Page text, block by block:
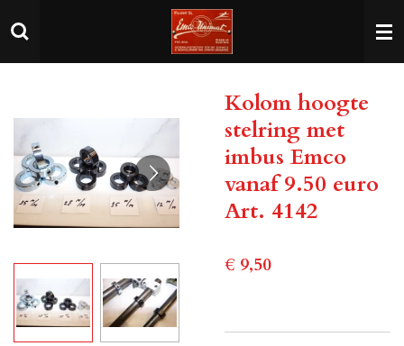
direct
Kolom hoogte
stelring met
imbus Emco
vanaf 9.50 euro
Art. 4142
€ 9,50